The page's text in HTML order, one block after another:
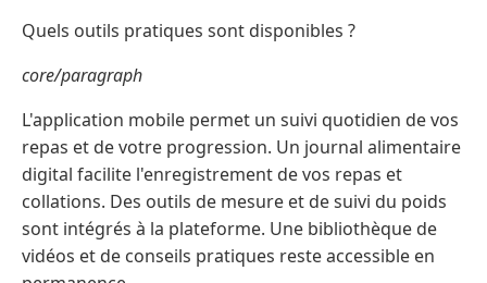
Quels outils pratiques sont disponibles ?
core/paragraph
L'application mobile permet un suivi quotidien de vos
repas et de votre progression. Un journal alimentaire
digital facilite l'enregistrement de vos repas et
collations. Des outils de mesure et de suivi du poids
sont intégrés à la plateforme. Une bibliothèque de
vidéos et de conseils pratiques reste accessible en